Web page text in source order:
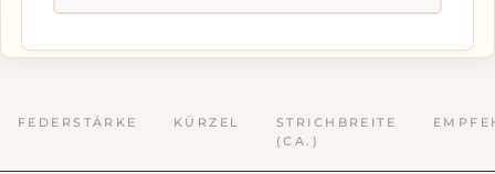
FEDERSTÄRKE KÜRZEL
STRICHBREITE
(CA.)